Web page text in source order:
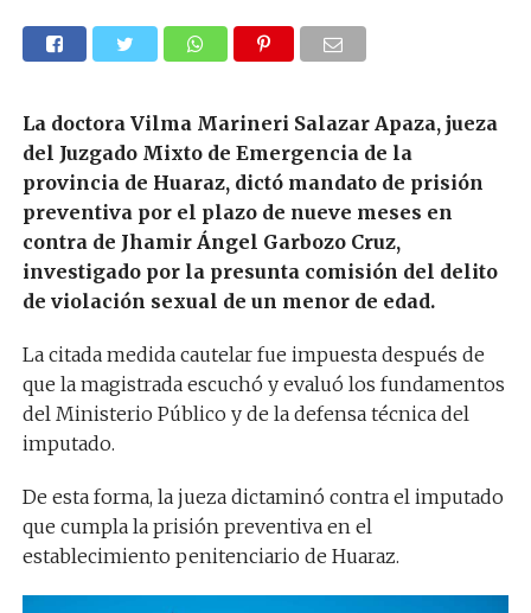
La doctora Vilma Marineri Salazar Apaza, jueza
del Juzgado Mixto de Emergencia de la
provincia de Huaraz, dictó mandato de prisión
preventiva por el plazo de nueve meses en
contra de Jhamir Ángel Garbozo Cruz,
investigado por la presunta comisión del delito
de violación sexual de un menor de edad.
La citada medida cautelar fue impuesta después de
que la magistrada escuchó y evaluó los fundamentos
del Ministerio Público y de la defensa técnica del
imputado.
De esta forma, la jueza dictaminó contra el imputado
que cumpla la prisión preventiva en el
establecimiento penitenciario de Huaraz.